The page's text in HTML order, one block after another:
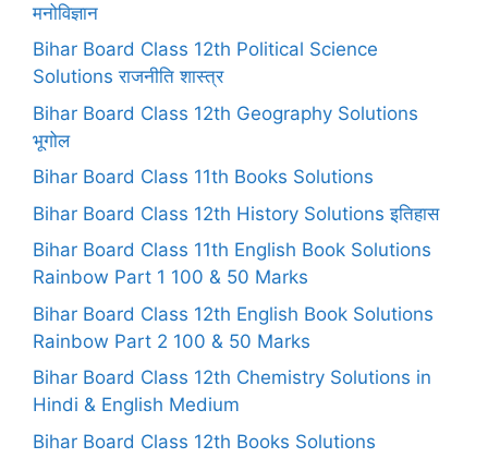
मनोविज्ञान
Bihar Board Class 12th Political Science
Solutions राजनीति शास्त्र
Bihar Board Class 12th Geography Solutions
भूगोल
Bihar Board Class 11th Books Solutions
Bihar Board Class 12th History Solutions इतिहास
Bihar Board Class 11th English Book Solutions
Rainbow Part 1 100 & 50 Marks
Bihar Board Class 12th English Book Solutions
Rainbow Part 2 100 & 50 Marks
Bihar Board Class 12th Chemistry Solutions in
Hindi & English Medium
Bihar Board Class 12th Books Solutions